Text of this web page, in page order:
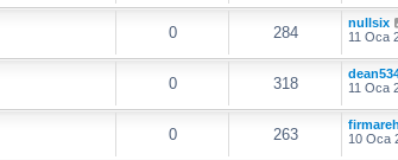
0 284
nullsix
11 Oca
0 318
11 Oca
0 263
10 Oca